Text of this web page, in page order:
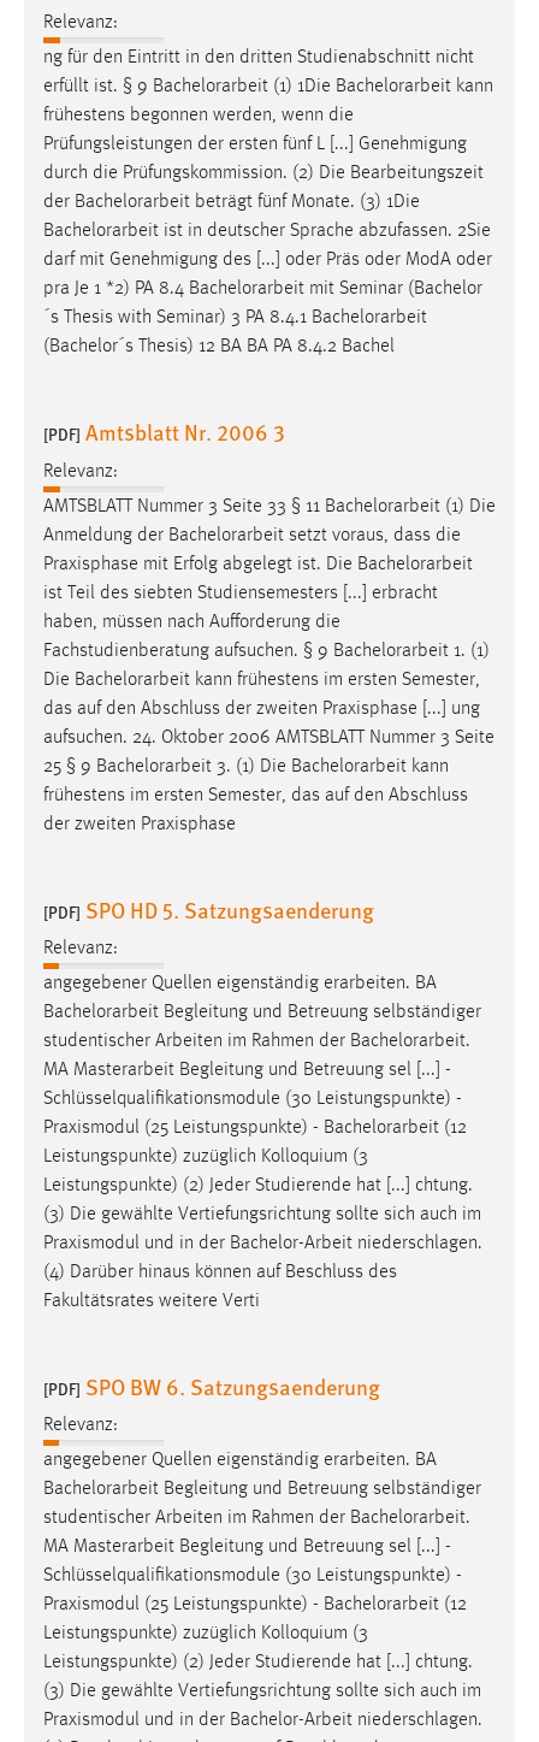
Relevanz:
ng für den Eintritt in den dritten Studienabschnitt nicht
erfüllt ist. § 9 Bachelorarbeit (1) 1Die Bachelorarbeit kann
frühestens begonnen werden, wenn die
Prüfungsleistungen der ersten fünf L [...] Genehmigung
durch die Prüfungskommission. (2) Die Bearbeitungszeit
der Bachelorarbeit beträgt fünf Monate. (3) 1Die
Bachelorarbeit ist in deutscher Sprache abzufassen. 2Sie
darf mit Genehmigung des [...] oder Präs oder ModA oder
pra Je 1 *2) PA 8.4 Bachelorarbeit mit Seminar (Bachelor
´s Thesis with Seminar) 3 PA 8.4.1 Bachelorarbeit
(Bachelor´s Thesis) 12 BA BA PA 8.4.2 Bachel
[PDF] Amtsblatt Nr. 2006 3
Relevanz:
AMTSBLATT Nummer 3 Seite 33 § 11 Bachelorarbeit (1) Die
Anmeldung der Bachelorarbeit setzt voraus, dass die
Praxisphase mit Erfolg abgelegt ist. Die Bachelorarbeit
ist Teil des siebten Studiensemesters [...] erbracht
haben, müssen nach Aufforderung die
Fachstudienberatung aufsuchen. § 9 Bachelorarbeit 1. (1)
Die Bachelorarbeit kann frühestens im ersten Semester,
das auf den Abschluss der zweiten Praxisphase [...] ung
aufsuchen. 24. Oktober 2006 AMTSBLATT Nummer 3 Seite
25 § 9 Bachelorarbeit 3. (1) Die Bachelorarbeit kann
frühestens im ersten Semester, das auf den Abschluss
der zweiten Praxisphase
[PDF] SPO HD 5. Satzungsaenderung
Relevanz:
angegebener Quellen eigenständig erarbeiten. BA
Bachelorarbeit Begleitung und Betreuung selbständiger
studentischer Arbeiten im Rahmen der Bachelorarbeit.
MA Masterarbeit Begleitung und Betreuung sel [...] -
Schlüsselqualifikationsmodule (30 Leistungspunkte) -
Praxismodul (25 Leistungspunkte) - Bachelorarbeit (12
Leistungspunkte) zuzüglich Kolloquium (3
Leistungspunkte) (2) Jeder Studierende hat [...] chtung.
(3) Die gewählte Vertiefungsrichtung sollte sich auch im
Praxismodul und in der Bachelor-Arbeit niederschlagen.
(4) Darüber hinaus können auf Beschluss des
Fakultätsrates weitere Verti
[PDF] SPO BW 6. Satzungsaenderung
Relevanz:
angegebener Quellen eigenständig erarbeiten. BA
Bachelorarbeit Begleitung und Betreuung selbständiger
studentischer Arbeiten im Rahmen der Bachelorarbeit.
MA Masterarbeit Begleitung und Betreuung sel [...] -
Schlüsselqualifikationsmodule (30 Leistungspunkte) -
Praxismodul (25 Leistungspunkte) - Bachelorarbeit (12
Leistungspunkte) zuzüglich Kolloquium (3
Leistungspunkte) (2) Jeder Studierende hat [...] chtung.
(3) Die gewählte Vertiefungsrichtung sollte sich auch im
Praxismodul und in der Bachelor-Arbeit niederschlagen.